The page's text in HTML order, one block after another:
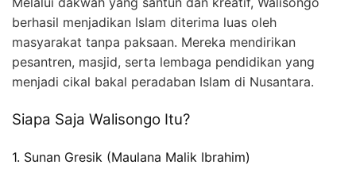
berhasil menjadikan Islam diterima luas oleh
masyarakat tanpa paksaan. Mereka mendirikan
pesantren, masjid, serta lembaga pendidikan yang
menjadi cikal bakal peradaban Islam di Nusantara.
Siapa Saja Walisongo Itu?
1. Sunan Gresik (Maulana Malik Ibrahim)